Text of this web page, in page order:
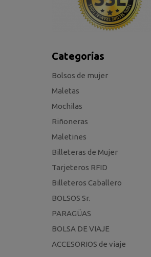
Categorías
Bolsos de mujer
Maletas
Mochilas
Riñoneras
Maletines
Billeteras de Mujer
Tarjeteros RFID
Billeteros Caballero
BOLSOS Sr.
PARAGÜAS
BOLSA DE VIAJE
ACCESORIOS de viaje